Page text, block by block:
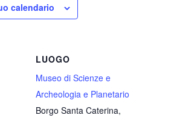
calendario
LUOGO
Museo di Scienze e
Archeologia e Planetario
Borgo Santa Caterina,